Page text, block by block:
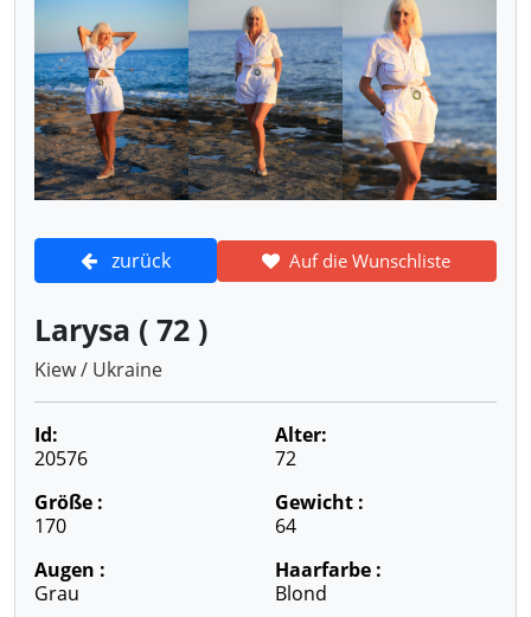
zurück Auf die Wunschliste
Larysa ( 72 )
Kiew / Ukraine
Id:
20576
Alter:
72
Größe :
170
Gewicht :
64
Augen :
Grau
Haarfarbe :
Blond